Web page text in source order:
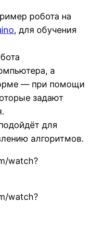
робота на
, для обучения
а
— при помощи
задают
для
алгоритмов.
watch?
watch?